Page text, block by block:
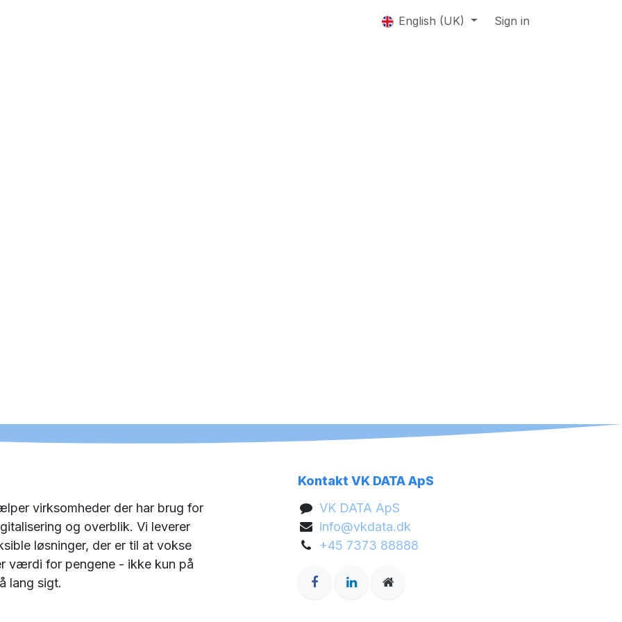
English (UK) Sign in
virksomheder der har brug for
og overblik. Vi leverer
løsninger, der er til at vokse
værdi for pengene - ikke kun på
lang sigt.
Kontakt VK DATA ApS
VK DATA ApS
info@vkdata.dk
+45 7373 88888